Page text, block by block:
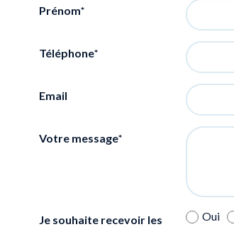
Prénom
Téléphone
Email
Votre message
Je souhaite recevoir les
Oui